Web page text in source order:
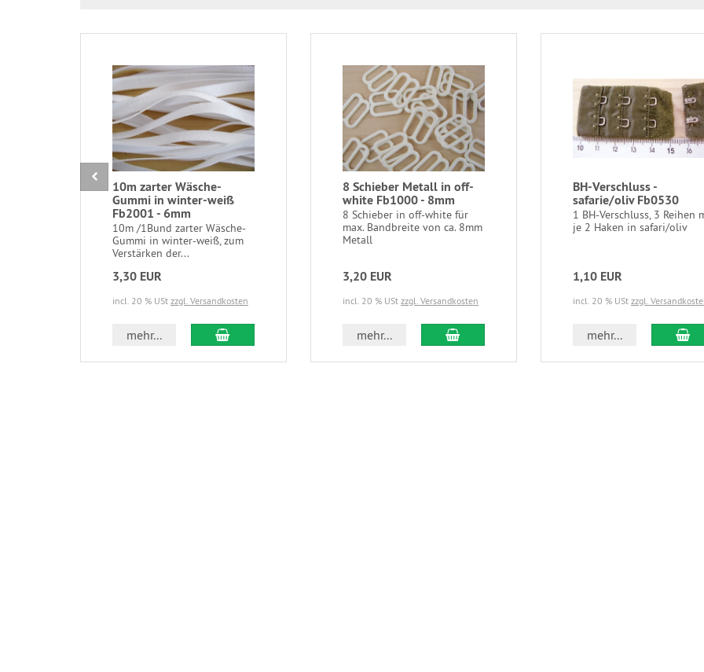
10m zarter Wäsche-
Gummi in winter-weiß
Fb2001 - 6mm
10m /1Bund zarter Wäsche-
Gummi in winter-weiß, zum
Verstärken der...
3,30 EUR
incl. 20 % USt zzgl. Versandkosten
mehr... In den Warenkorb
8 Schieber Metall in off-
white Fb1000 - 8mm
8 Schieber in off-white für
max. Bandbreite von ca. 8mm
Metall
3,20 EUR
incl. 20 % USt zzgl. Versandkosten
mehr... In den Warenkorb
BH-Verschluss -
safarie/oliv Fb0530
1 BH-Verschluss, 3 Reihen
je 2 Haken in safari/oliv
1,10 EUR
incl. 20 % USt zzgl.
mehr... In